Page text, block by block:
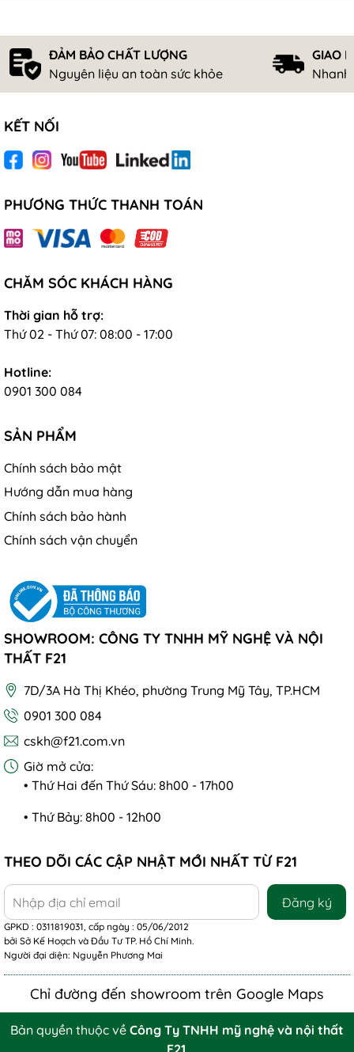
ĐẢM BẢO CHẤT LƯỢNG
Nguyên liệu an toàn sức khỏe
GIAO
KẾT NỐI
PHƯƠNG THỨC THANH TOÁN
CHĂM SÓC KHÁCH HÀNG
Thời gian hỗ trợ:
Thứ 02 - Thứ 07: 08:00 - 17:00
Hotline:
0901 300 084
SẢN PHẨM
Chính sách bảo mật
Hướng dẫn mua hàng
Chính sách bảo hành
Chính sách vận chuyển
SHOWROOM: CÔNG TY TNHH MỸ NGHỆ VÀ NỘI
THẤT F21
7D/3A Hà Thị Khéo, phường Trung Mỹ Tây, TP.HCM
0901 300 084
cskh@f21.com.vn
Giờ mở cửa:
• Thứ Hai đến Thứ Sáu: 8h00 - 17h00
• Thứ Bảy: 8h00 - 12h00
THEO DÕI CÁC CẬP NHẬT MỚI NHẤT TỪ F21
Đăng ký
GPKD : 0311819031, cấp ngày : 05/06/2012
bởi Sở Kế Hoạch và Đầu Tư TP. Hồ Chí Minh.
Người đại diện: Nguyễn Phương Mai
Chỉ đường đến showroom trên Google Maps
Bản quyền thuộc về Công Ty TNHH mỹ nghệ và nội thất